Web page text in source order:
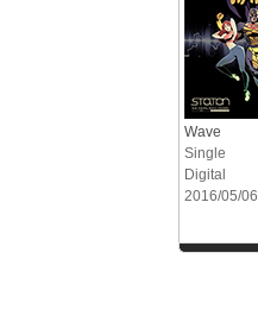
Wave
Single
Digital
2016/05/06